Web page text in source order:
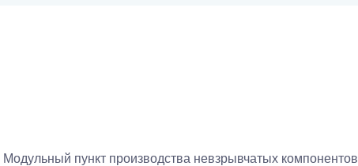
Модульный пункт производства невзрывчатых компонентов